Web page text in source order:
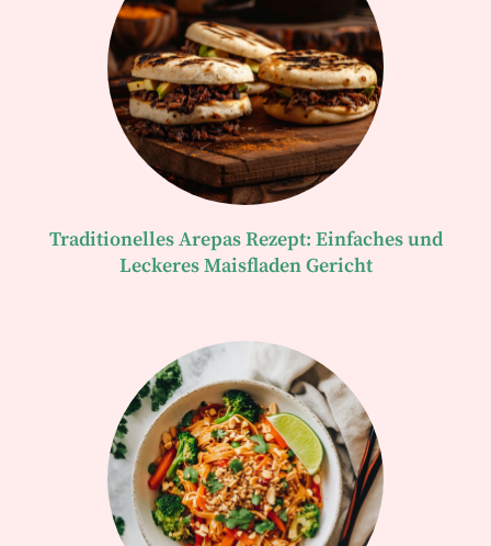
Traditionelles Arepas Rezept: Einfaches und
Leckeres Maisfladen Gericht